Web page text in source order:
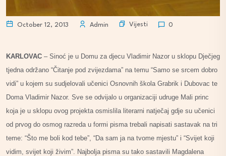
October 12, 2013 Admin Vijesti 0
KARLOVAC – Sinoć je u Domu za djecu Vladimir Nazor u sklopu Dječjeg
tjedna održano “Čitanje pod zvijezdama” na temu “Samo se srcem dobro
vidi” u kojem su sudjelovali učenici Osnovnih škola Grabrik i Dubovac te
Doma Vladimir Nazor. Sve se odvijalo u organizaciji udruge Mali princ
koja je u sklopu ovog projekta osmislila literarni natječaj gdje su učenici
od prvog do osmog razreda u formi pisma trebali napisati sastavak na tri
teme: “Što me boli kod tebe”, “Da sam ja na tvome mjestu” i “Svijet koji
vidim, svijet koji živim”. Najbolja pisma su tako sastavili Magdalena